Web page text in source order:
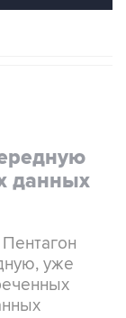
данных
уже